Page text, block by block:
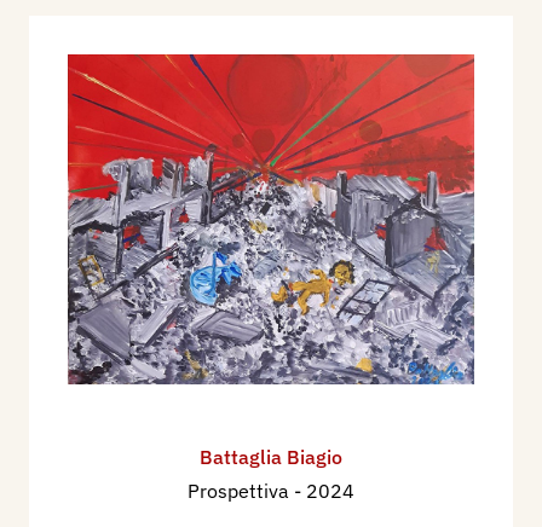
Battaglia Biagio
Prospettiva - 2024